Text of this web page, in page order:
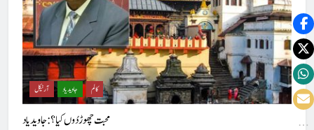
آرٹیکل جاوید یاد کالم
محبت چھوڑ دُوں کیا ؟ : جاوید یاد